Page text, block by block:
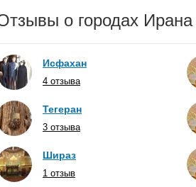
о городах Ирана
Исфахан
4 отзыва
Тегеран
3 отзыва
Шираз
1 отзыв